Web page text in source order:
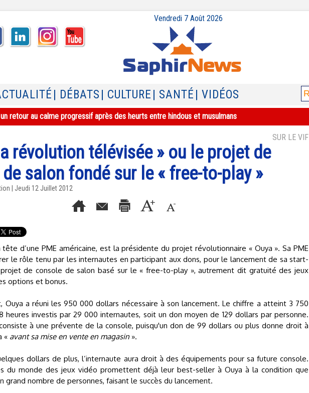
Vendredi 7 Août 2026
| DÉBATS | CULTURE | SANTÉ | VIDÉOS
retour au calme progressif après des heurts entre hindous et musulmans
SUR LE VIF
révolution télévisée » ou le projet de
salon fondé sur le « free-to-play »
| Jeudi 12 Juillet 2012
tête d’une PME américaine, est la présidente du projet révolutionnaire « Ouya ». Sa PME
le rôle tenu par les internautes en participant aux dons, pour le lancement de sa start-
projet de console de salon basé sur le « free-to-play », autrement dit gratuité des jeux
options et bonus.
Ouya a réuni les 950 000 dollars nécessaire à son lancement. Le chiffre a atteint 3 750
heures investis par 29 000 internautes, soit un don moyen de 129 dollars par personne.
à une prévente de la console, puisqu'un don de 99 dollars ou plus donne droit à
« avant sa mise en vente en magasin ».
dollars de plus, l’internaute aura droit à des équipements pour sa future console.
du monde des jeux vidéo promettent déjà leur best-seller à Ouya à la condition que
grand nombre de personnes, faisant le succès du lancement.